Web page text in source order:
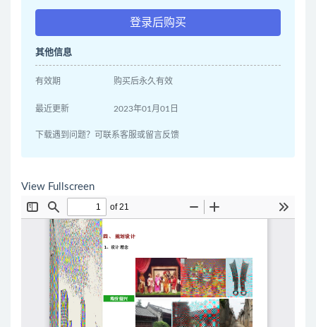
登录后购买
其他信息
有效期 购买后永久有效
最近更新 2023年01月01日
下载遇到问题？可联系客服或留言反馈
View Fullscreen